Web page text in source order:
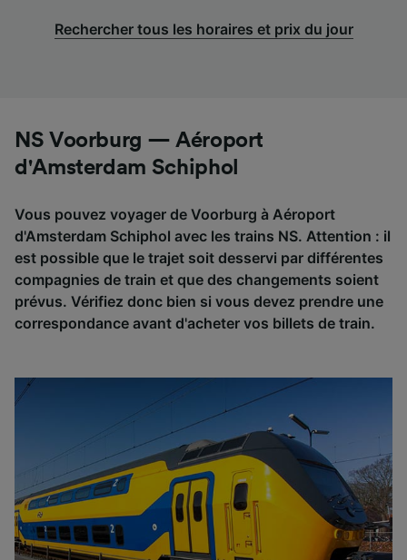
Rechercher tous les horaires et prix du jour
NS Voorburg — Aéroport
d'Amsterdam Schiphol
Vous pouvez voyager de Voorburg à Aéroport
d'Amsterdam Schiphol avec les trains NS. Attention : il
est possible que le trajet soit desservi par différentes
compagnies de train et que des changements soient
prévus. Vérifiez donc bien si vous devez prendre une
correspondance avant d'acheter vos billets de train.